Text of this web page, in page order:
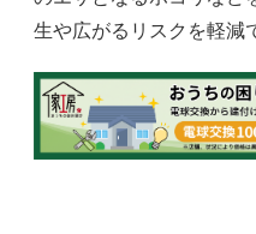
生や広がるリスクを軽減